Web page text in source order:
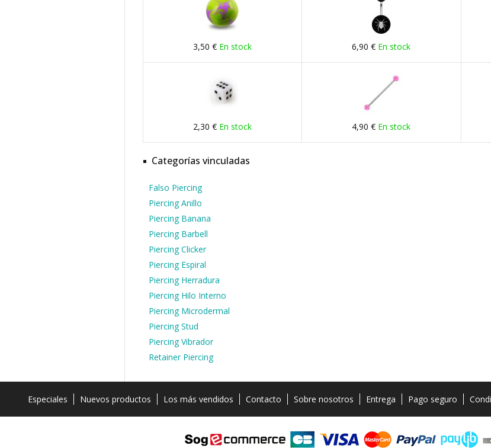
3,50 € En stock 6,90 € En stock
2,30 € En stock 4,90 € En stock
Categorías vinculadas
Falso Piercing
Piercing Anillo
Piercing Banana
Piercing Barbell
Piercing Clicker
Piercing Espiral
Piercing Herradura
Piercing Hilo Interno
Piercing Microdermal
Piercing Stud
Piercing Vibrador
Retainer Piercing
Especiales Nuevos productos Los más vendidos Contacto Sobre nosotros Entrega Pago seguro